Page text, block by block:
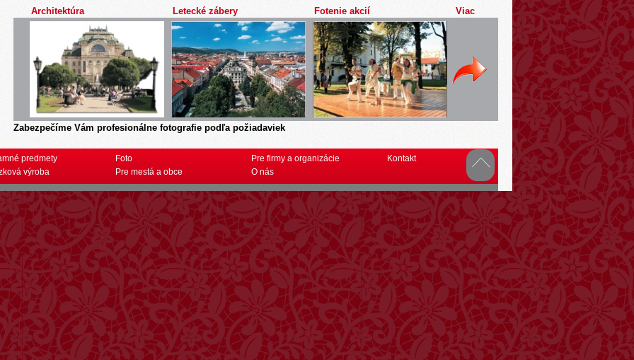
Architektúra Letecké zábery Fotenie akcií Viac
Zabezpečíme Vám profesionálne fotografie podľa požiadaviek
predmety
výroba
Foto
Pre mestá a obce
Pre firmy a organizácie
O nás
Kontakt